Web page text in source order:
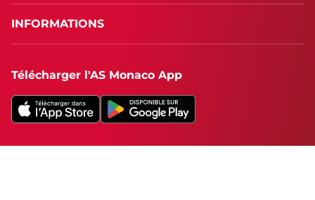
INFORMATIONS
Télécharger l'AS Monaco App